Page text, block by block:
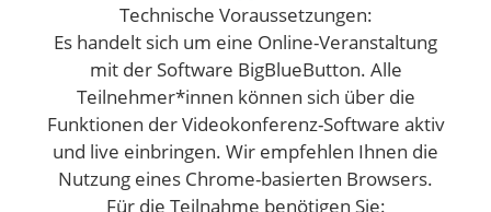
Technische Voraussetzungen:
Es handelt sich um eine Online-Veranstaltung
mit der Software BigBlueButton. Alle
Teilnehmer*innen können sich über die
Funktionen der Videokonferenz-Software aktiv
und live einbringen. Wir empfehlen Ihnen die
Nutzung eines Chrome-basierten Browsers.
Für die Teilnahme benötigen Sie: